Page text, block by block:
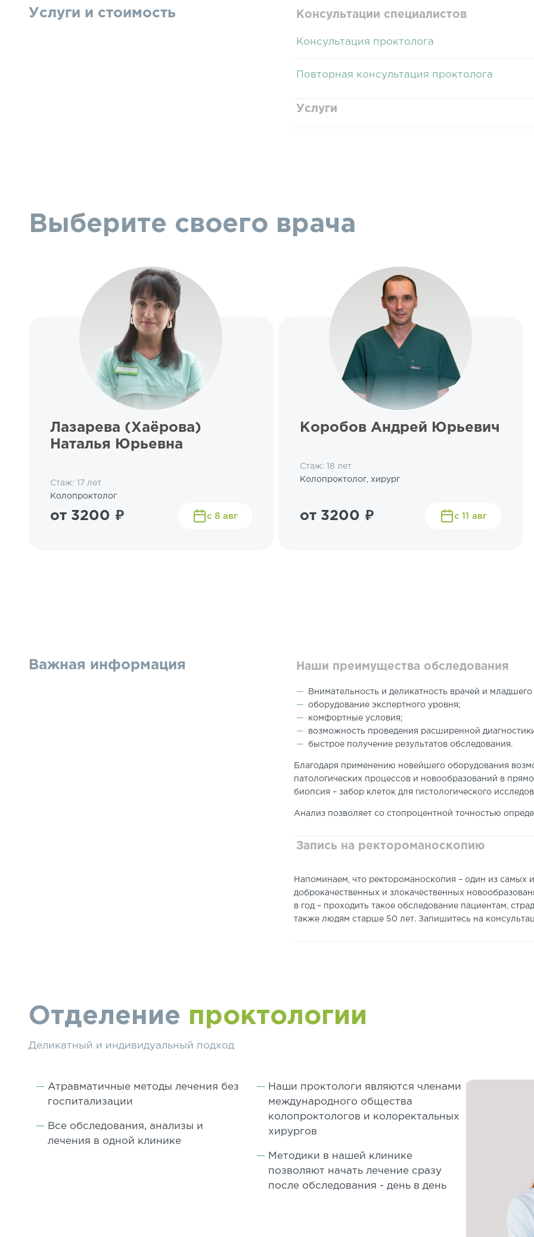
Услуги и стоимость Консультации специалистов
Консультация проктолога
Повторная консультация проктолога
Услуги
Выберите своего врача
Лазарева (Хаёрова)
Наталья Юрьевна
Стаж: 17 лет
Колопроктолог
от 3200 ₽ с 8 авг
Коробов Андрей Юрьевич
Стаж: 18 лет
Колопроктолог, хирург
от 3200 ₽ с 11 авг
Важная информация Наши преимущества обследования
Внимательность и деликатность врачей и
оборудование экспертного уровня;
комфортные условия;
возможность проведения расширенной
быстрое получение результатов обследования.
Благодаря применению новейшего оборудования
патологических процессов и новообразований в
биопсия – забор клеток для гистологического
Анализ позволяет со стопроцентной точностью
Запись на ректороманоскопию
Напоминаем, что ректороманоскопия – один из самых
доброкачественных и злокачественных
в год – проходить такое обследование пациентам,
также людям старше 50 лет. Запишитесь на
Отделение проктологии
Деликатный и индивидуальный подход
Атравматичные методы лечения без
госпитализации
Все обследования, анализы и
лечения в одной клинике
Наши проктологи являются членами
международного общества
колопроктологов и колоректальных
хирургов
Методики в нашей клинике
позволяют начать лечение сразу
после обследования - день в день